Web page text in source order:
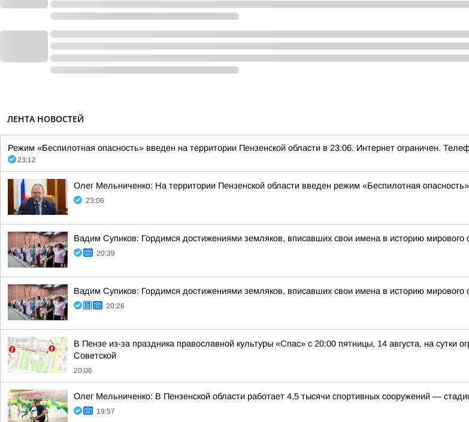
ЛЕНТА НОВОСТЕЙ
Режим «Беспилотная опасность» введен на территории Пензенской области в 23:06. Интернет ограничен.
23:12
Олег Мельниченко: На территории Пензенской области введен режим «Беспилотная опасность»
23:06
Вадим Супиков: Гордимся достижениями земляков, вписавших свои имена в историю мирового
20:39
Вадим Супиков: Гордимся достижениями земляков, вписавших свои имена в историю мирового
20:26
В Пензе из-за праздника православной культуры «Спас» с 20:00 пятницы, 14 августа, на сутки
Советской
20:06
Олег Мельниченко: В Пензенской области работает 4,5 тысячи спортивных сооружений —
19:57